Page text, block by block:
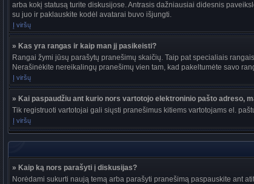
arba kokį statusą turite diskusijose. Antrasis dažniausiai didesnis
su juo ir paklauskite kodėl avatarai buvo išjungti.
Į viršų
» Kas yra rangas ir kaip man jį pasikeisti?
Rangai žymi jūsų parašytų pranešimų skaičių. Taip pat specialiais
Nerašinėkite nereikalingų pranešimų vien tam, kad pakeltumėte savo
Į viršų
» Kai paspaudžiu ant kurio nors vartotojo elektroninio pašto adreso,
Tik registruoti vartotojai gali siųsti pranešimus kitiems vartotojams el.
Į viršų
» Kaip ką nors parašyti į diskusijas?
Norėdami sukurti naują temą arba parašyti pranešimą paspauskite ant